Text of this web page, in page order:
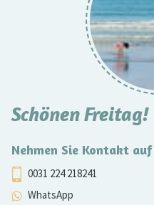
Schönen Freitag!
Nehmen Sie Kontakt auf
0031 224 218241
WhatsApp